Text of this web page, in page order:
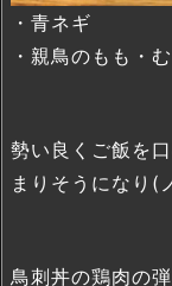
・青ネギ
・親鳥のもも・
勢い良くご飯を
まりそうになり(
鳥刺丼の鶏肉の